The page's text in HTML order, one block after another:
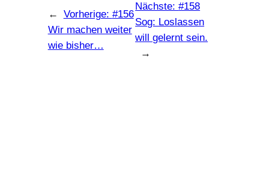
← Vorherige: #156
Wir machen weiter
wie bisher…
Nächste:#158
Sog: Loslassen
will gelernt sein.
→